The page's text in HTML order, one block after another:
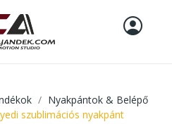
Nyakpántok & Belépő
szublimációs nyakpánt